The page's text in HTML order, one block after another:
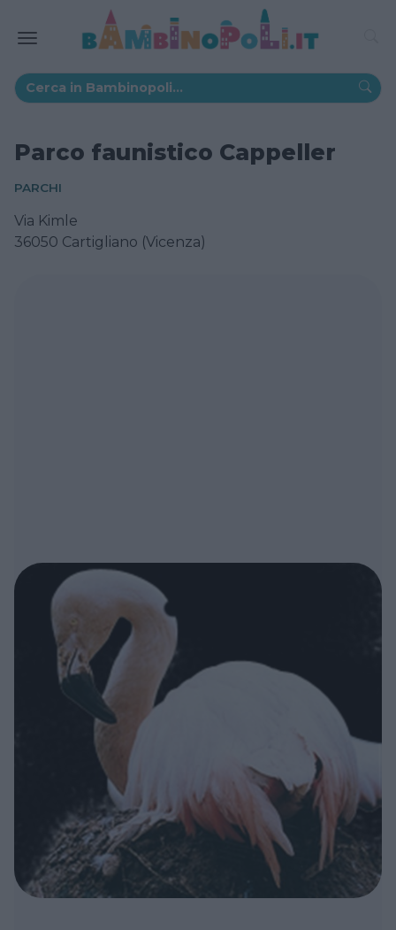
Parco faunistico Cappeller
PARCHI
Via Kimle
36050 Cartigliano (Vicenza)